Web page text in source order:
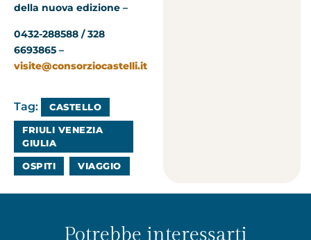
della nuova edizione –
0432-288588 / 328
6693865 –
visite@consorziocastelli.it
Tag: CASTELLO
FRIULI VENEZIA
GIULIA
OSPITI VIAGGIO
Potrebbe interessarti